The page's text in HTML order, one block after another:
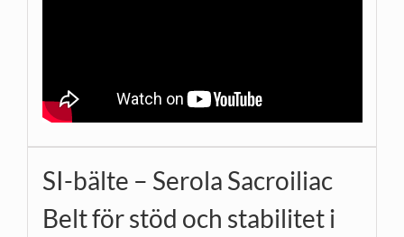
SI-bälte – Serola Sacroiliac
Belt för stöd och stabilitet i